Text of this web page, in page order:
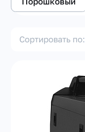
ПО СТАЛИ
Сортировать по: